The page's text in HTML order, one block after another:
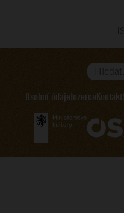
Hledat...
Osobní údajeInzerceKontakt